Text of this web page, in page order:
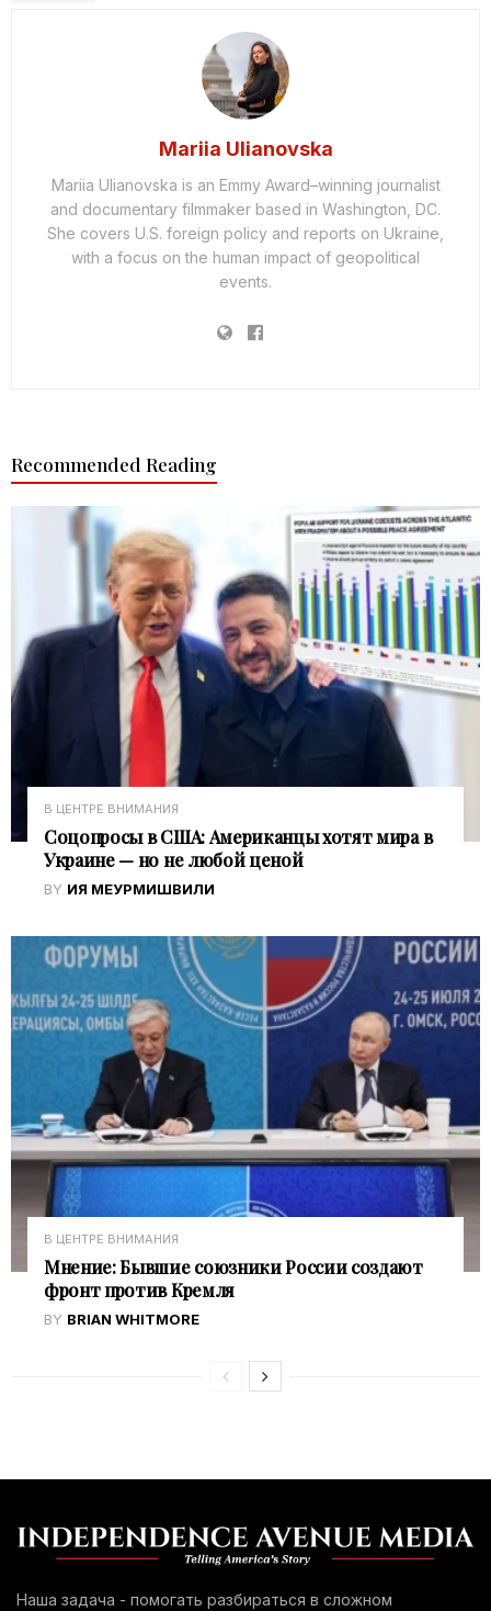
Mariia Ulianovska
Mariia Ulianovska is an Emmy Award–winning journalist
and documentary filmmaker based in Washington, DC.
She covers U.S. foreign policy and reports on Ukraine,
with a focus on the human impact of geopolitical
events.
Recommended Reading
В ЦЕНТРЕ ВНИМАНИЯ
Соцопросы в США: Американцы хотят мира в
Украине — но не любой ценой
BY ИЯ МЕУРМИШВИЛИ
В ЦЕНТРЕ ВНИМАНИЯ
Мнение: Бывшие союзники России создают
фронт против Кремля
BY BRIAN WHITMORE
Наша задача - помогать разбираться в сложном